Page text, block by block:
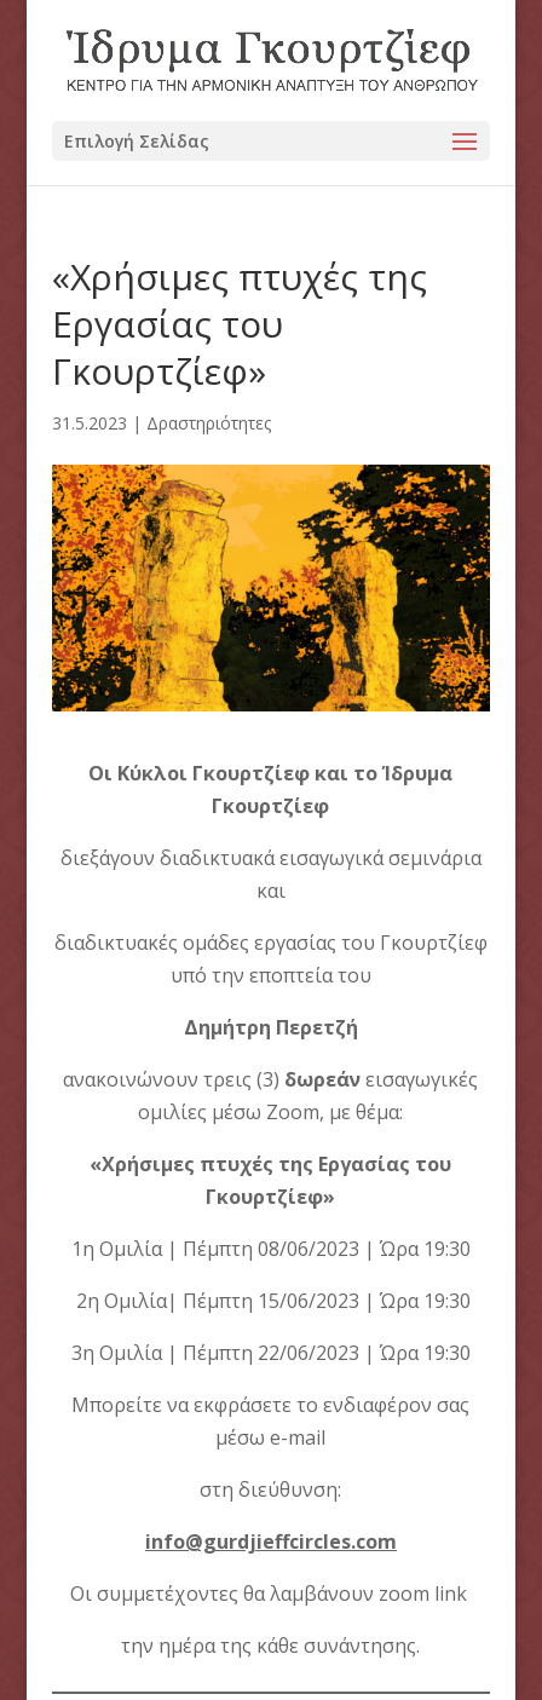
Επιλογή Σελίδας
«Χρήσιμες πτυχές της
Εργασίας του
Γκουρτζίεφ»
31.5.2023 | Δραστηριότητες
Οι Κύκλοι Γκουρτζίεφ και το Ίδρυμα
Γκουρτζίεφ
διεξάγουν διαδικτυακά εισαγωγικά σεμινάρια
και
διαδικτυακές ομάδες εργασίας του Γκουρτζίεφ
υπό την εποπτεία του
Δημήτρη Περετζή
ανακοινώνουν τρεις (3) δωρεάνεισαγωγικές
ομιλίες μέσω Zoom, με θέμα:
«Χρήσιμες πτυχές της Εργασίας του
Γκουρτζίεφ»
1η Ομιλία | Πέμπτη 08/06/2023 | Ώρα 19:30
2η Ομιλία| Πέμπτη 15/06/2023 | Ώρα 19:30
3η Ομιλία | Πέμπτη 22/06/2023 | Ώρα 19:30
Μπορείτε να εκφράσετε το ενδιαφέρον σας
μέσω e-mail
στη διεύθυνση:
info@gurdjieffcircles.com
Οι συμμετέχοντες θα λαμβάνουν zoom link
την ημέρα της κάθε συνάντησης.